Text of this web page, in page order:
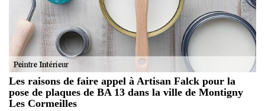
Les raisons de faire appel à Artisan Falck pour la
pose de plaques de BA 13 dans la ville de Montigny
Les Cormeilles